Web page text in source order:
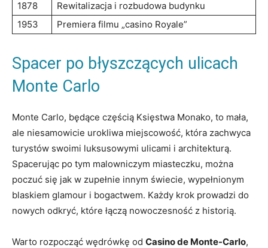
1878
Rewitalizacja i rozbudowa budynku
1953
Premiera filmu „casino Royale”
Spacer po ​błyszczących ulicach
Monte Carlo
Monte Carlo, ‌będące częścią Księstwa ⁢Monako, to mała,
⁤ale niesamowicie ‍urokliwa​ miejscowość, która ⁣zachwyca
‌turystów swoimi ⁣luksusowymi‌ ulicami i ⁤architekturą.
Spacerując po tym ⁣malowniczym miasteczku, można‍
poczuć się jak w zupełnie innym świecie, wypełnionym
blaskiem⁤ glamour‌ i‌ bogactwem. Każdy krok ‌prowadzi⁤ do
nowych‍ odkryć, które łączą nowoczesność z historią.
Warto rozpocząć wędrówkę od Casino de Monte-Carlo,⁣